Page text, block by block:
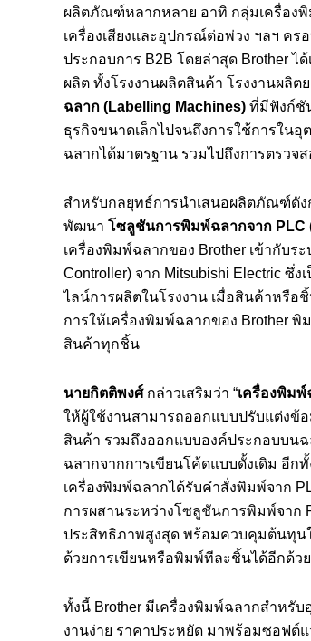
ผลิตภัณฑ์หลากหลาย อาทิ กลุ่มเครื่องพิ
เครื่องเสียงและอุปกรณ์ต่อพ่วง ฯลฯ ค
ประกอบการ B2B โดยล่าสุด Brother
ผลิต ทั้งโรงงานผลิตสินค้า โรงงานผ
ฉลาก(Labelling Machines)ที่มีฟังก์ชั
ธุรกิจขนาดเล็กไปจนถึงการใช้การใ
ฉลากได้มาตรฐาน รวมไปถึงการตรวจ
สำหรับกลยุทธ์การนำเสนอผลิตภัณฑ์ดัง
พัฒนา โซลูชันการพิมพ์ฉลากจาก PLC
เครื่องพิมพ์ฉลากของ Brother เข้ากับร
Controller) จาก Mitsubishi Electric
ไลน์การผลิตในโรงงาน เมื่อสินค้าหรื
การให้เครื่องพิมพ์ฉลากของ Brother
สินค้าทุกชิ้น
นายกิตติพงศ์กล่าวเสริมว่า “เครื่องพิม
ให้ผู้ใช้งานสามารถออกแบบปรับแต่งข้
สินค้า รวมถึงออกแบบองค์ประกอบบน
ฉลากจากการเขียนโค้ดแบบดั้งเดิม อีก
เครื่องพิมพ์ฉลากได้รับคำสั่งพิมพ์จาก
การผสานระหว่างโซลูชันการพิมพ์จาก
ประสิทธิภาพสูงสุด พร้อมควบคุมต้นทุน
ด้วยการเขียนหรือพิมพ์ทีละชิ้นได้อีกด้วย
ทั้งนี้ Brother มีเครื่องพิมพ์ฉลากสำหรั
งานง่าย ราคาประหยัด มาพร้อมซอฟต์